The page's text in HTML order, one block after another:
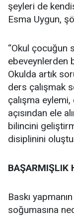
şeyleri de
Esma Uygun,
“Okul çocuğun
ebeveynlerden
Okulda artık
ders çalışmak
çalışma
açısından ele
bilincini
disiplinini
BAŞARMIŞLIK
Baskı
soğumasına